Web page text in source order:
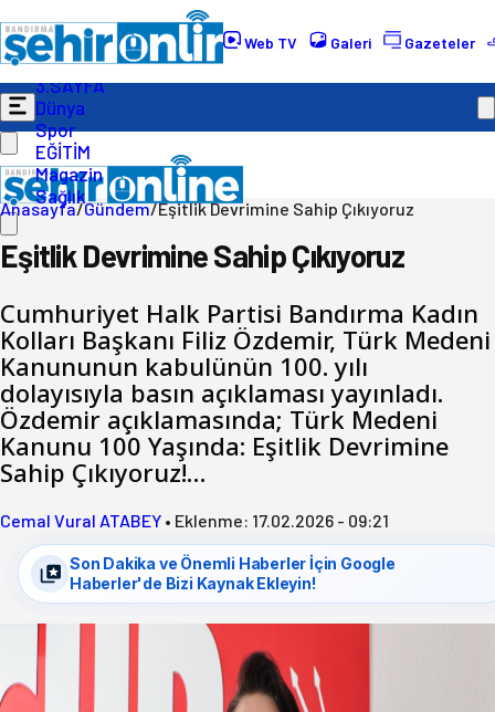
Web TV Galeri Gazeteler
Gündem
Ekonomi
Politika
3.SAYFA
Dünya
Spor
EĞİTİM
Magazin
Sağlık
Anasayfa/Gündem/Eşitlik Devrimine Sahip Çıkıyoruz
Eşitlik Devrimine Sahip Çıkıyoruz
Cumhuriyet Halk Partisi Bandırma Kadın
Kolları Başkanı Filiz Özdemir, Türk Medeni
Kanununun kabulünün 100. yılı
dolayısıyla basın açıklaması yayınladı.
Özdemir açıklamasında; Türk Medeni
Kanunu 100 Yaşında: Eşitlik Devrimine
Sahip Çıkıyoruz!…
Cemal Vural ATABEY • Eklenme: 17.02.2026 - 09:21
Son Dakika ve Önemli Haberler İçin Google
Haberler'de Bizi Kaynak Ekleyin!